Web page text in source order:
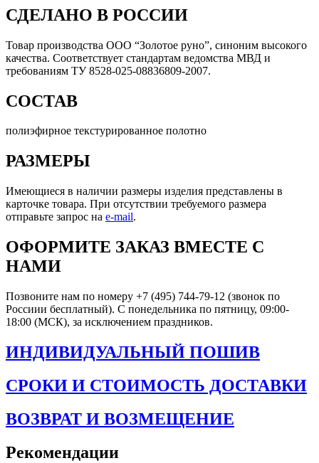
СДЕЛАНО В РОССИИ
Товар производства ООО “Золотое руно”, синоним высокого
качества. Соответствует стандартам ведомства МВД и
требованиям ТУ 8528-025-08836809-2007.
СОСТАВ
полиэфирное текстурированное полотно
РАЗМЕРЫ
Имеющиеся в наличии размеры изделия представлены в
карточке товара. При отсутствии требуемого размера
отправьте запрос на e-mail.
ОФОРМИТЕ ЗАКАЗ ВМЕСТЕ С
НАМИ
Позвоните нам по номеру +7 (495) 744-79-12 (звонок по
Россиии бесплатный). С понедельника по пятницу, 09:00-
18:00 (МСК), за исключением праздников.
ИНДИВИДУАЛЬНЫЙ ПОШИВ
СРОКИ И СТОИМОСТЬ ДОСТАВКИ
ВОЗВРАТ И ВОЗМЕЩЕНИЕ
Рекомендации